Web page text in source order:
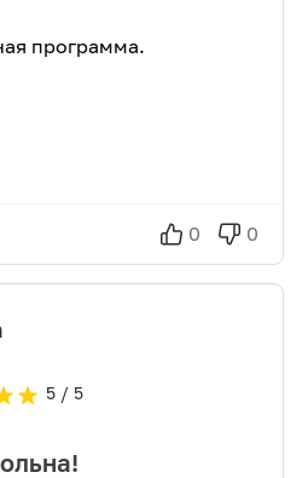
программа.
0 0
5/ 5